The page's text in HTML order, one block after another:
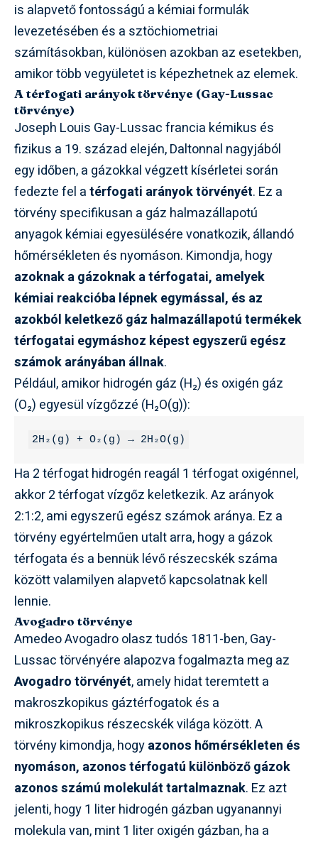
is alapvető fontosságú a kémiai formulák
levezetésében és a sztöchiometriai
számításokban, különösen azokban az esetekben,
amikor több vegyületet is képezhetnek az elemek.
A térfogati arányok törvénye (Gay-Lussac
törvénye)
Joseph Louis Gay-Lussac francia kémikus és
fizikus a 19. század elején, Daltonnal nagyjából
egy időben, a gázokkal végzett kísérletei során
fedezte fel atérfogati arányok törvényét. Ez a
törvény specifikusan a gáz halmazállapotú
anyagok kémiai egyesülésére vonatkozik, állandó
hőmérsékleten és nyomáson. Kimondja, hogy
azoknak a gázoknak a térfogatai, amelyek
kémiai reakcióba lépnek egymással, és az
azokból keletkező gáz halmazállapotú termékek
térfogatai egymáshoz képest egyszerű egész
számok arányában állnak.
Például, amikor hidrogén gáz (H₂) és oxigén gáz
(O₂) egyesül vízgőzzé (H₂O(g)):
2H₂(g) + O₂(g) → 2H₂O(g)
Ha 2 térfogat hidrogén reagál 1 térfogat oxigénnel,
akkor 2 térfogat vízgőz keletkezik. Az arányok
2:1:2, ami egyszerű egész számok aránya. Ez a
törvény egyértelműen utalt arra, hogy a gázok
térfogata és a bennük lévő részecskék száma
között valamilyen alapvető kapcsolatnak kell
lennie.
Avogadro törvénye
Amedeo Avogadro olasz tudós 1811-ben, Gay-
Lussac törvényére alapozva fogalmazta meg az
Avogadro törvényét, amely hidat teremtett a
makroszkopikus gáztérfogatok és a
mikroszkopikus részecskék világa között. A
törvény kimondja, hogyazonos hőmérsékleten és
nyomáson, azonos térfogatú különböző gázok
azonos számú molekulát tartalmaznak. Ez azt
jelenti, hogy 1 liter hidrogén gázban ugyanannyi
molekula van, mint 1 liter oxigén gázban, ha a